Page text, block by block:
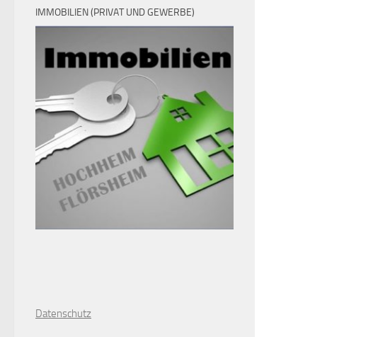
IMMOBILIEN (PRIVAT UND GEWERBE)
Datenschutz